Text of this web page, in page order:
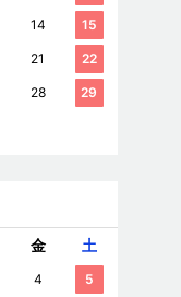
14 15
21 22
28 29
金 土
4 5